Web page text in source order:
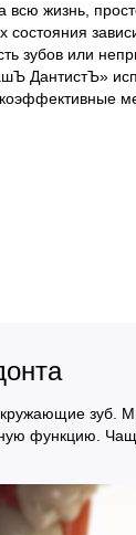
всю жизнь,
зубов или
ДантистЪ»
зуб.
функцию.